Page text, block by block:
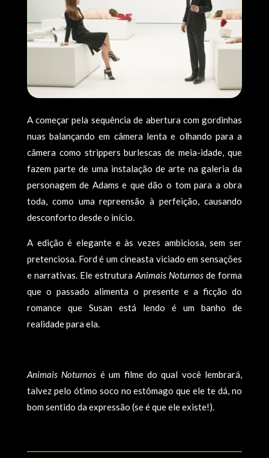
A começar pela sequência de abertura com gordinhas
nuas balançando em câmera lenta e olhando para a
câmera como strippers burlescas de meia-idade, que
fazem parte de uma instalação de arte na galeria da
personagem de Adams e que dão o tom para a obra
toda, como uma repreensão à perfeição, causando
desconforto desde o início.
A edição é elegante e às vezes ambiciosa, sem ser
pretenciosa. Ford é um cineasta viciado em sensações
e narrativas. Ele estrutura Animais Noturnosde forma
que o passado alimenta o presente e a ficção do
romance que Susan está lendo é um banho de
realidade para ela.
Animais Noturnos é um filme do qual você lembrará,
talvez pelo ótimo soco no estômago que ele te dá, no
bom sentido da expressão (se é que ele existe!).